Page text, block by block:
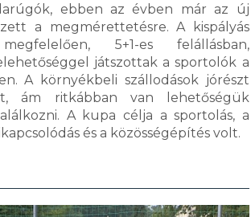
ebben az évben már az új
a megmérettetésre. A kispályás
5+1-es felállásban,
játszottak a sportolók a
A környékbeli szállodások jórészt
ám ritkábban van lehetőségük
A kupa célja a sportolás, a
és a közösségépítés volt.